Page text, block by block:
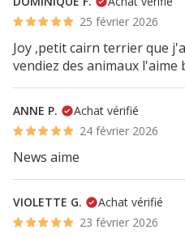
25 février 2026
Joy ,petit cairn terrier que
vendiez des animaux l'aime
ANNE P.
Achat vérifié
24 février 2026
News aime
VIOLETTE G.
Achat vérifié
23 février 2026